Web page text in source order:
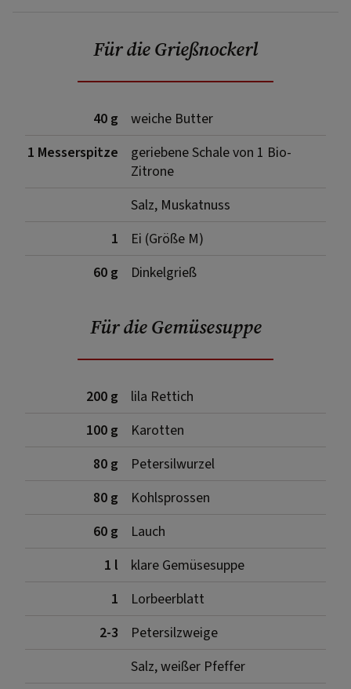
Für die Grießnockerl
40 g
weiche Butter
1 Messerspitze
geriebene Schale von 1 Bio-
Zitrone
Salz, Muskatnuss
1
Ei (Größe M)
60 g
Dinkelgrieß
Für die Gemüsesuppe
200 g
lila Rettich
100 g
Karotten
80 g
Petersilwurzel
80 g
Kohlsprossen
60 g
Lauch
1 l
klare Gemüsesuppe
1
Lorbeerblatt
2-3
Petersilzweige
Salz, weißer Pfeffer